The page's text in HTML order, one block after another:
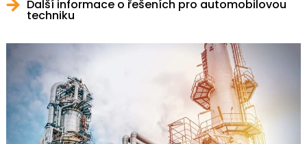
Další informace o řešeních pro automobilovou
techniku